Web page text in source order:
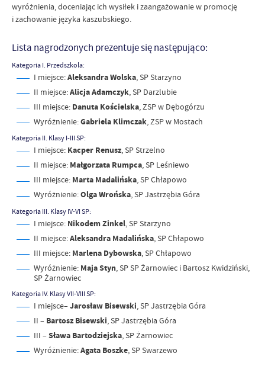
wyróżnienia, doceniając ich wysiłek i zaangażowanie w promocję
i zachowanie języka kaszubskiego.
Lista nagrodzonych prezentuje się następująco:
Kategoria I. Przedszkola:
I miejsce:Aleksandra Wolska, SP Starzyno
II miejsce:Alicja Adamczyk, SP Darzlubie
III miejsce: Danuta Kościelska, ZSP w Dębogórzu
Wyróżnienie:Gabriela Klimczak, ZSP w Mostach
Kategoria II. Klasy I-III SP:
I miejsce: Kacper Renusz, SP Strzelno
II miejsce: Małgorzata Rumpca, SP Leśniewo
III miejsce: Marta Madalińska, SP Chłapowo
Wyróżnienie:Olga Wrońska, SP Jastrzębia Góra
Kategoria III. Klasy IV-VI SP:
I miejsce: Nikodem Zinkel , SP Starzyno
II miejsce:Aleksandra Madalińska , SP Chłapowo
III miejsce: Marlena Dybowska , SP Chłapowo
Wyróżnienie: Maja Styn , SP SP Żarnowiec i Bartosz Kwidziński,
SP Żarnowiec
Kategoria IV. Klasy VII-VIII SP:
I miejsce–Jarosław Bisewski, SP Jastrzębia Góra
II – Bartosz Bisewski, SP Jastrzębia Góra
III –Sława Bartodziejska, SP Żarnowiec
Wyróżnienie:Agata Boszke, SP Swarzewo